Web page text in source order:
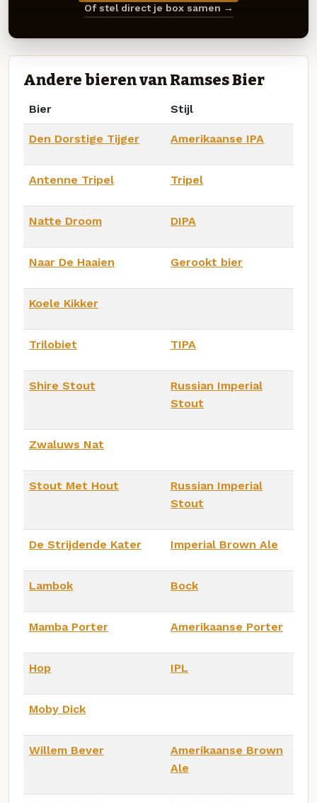
Of stel direct je box samen →
Andere bieren van Ramses Bier
Bier Stijl
Den Dorstige Tijger Amerikaanse IPA
Antenne Tripel Tripel
Natte Droom DIPA
Naar De Haaien Gerookt bier
Koele Kikker
Trilobiet TIPA
Shire Stout
Russian Imperial
Stout
Zwaluws Nat
Stout Met Hout
Russian Imperial
Stout
De Strijdende Kater Imperial Brown Ale
Lambok Bock
Mamba Porter Amerikaanse Porter
Hop IPL
Moby Dick
Willem Bever
Amerikaanse Brown
Ale